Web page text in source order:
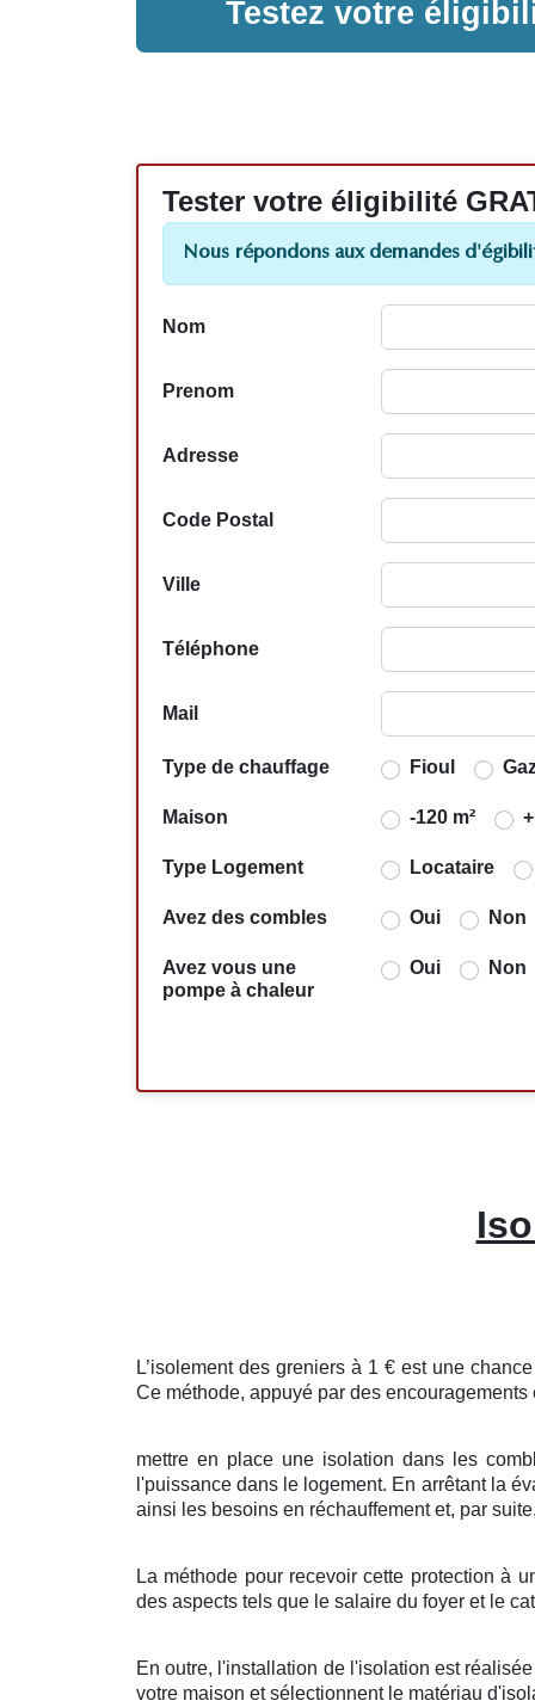
Testez votre
Tester votre éligibilité
Nous répondons aux demandes
Nom
Prenom
Adresse
Code Postal
Ville
Téléphone
Mail
Type de chauffage Fioul
Maison -120 m²
Type Logement Locataire
Avez des combles Oui Non
Avez vous une
pompe à chaleur
Oui Non
L’isolementdes greniersà 1 €est une chance
Ce méthode, appuyé par des encouragements
mettre en place une isolation dans les
l'puissance dans le logement. En arrêtantla
ainsi les besoins en réchauffementet, par suite
La méthode pour recevoir cette protection à
des aspects tels que le salaire du foyer et le
En outre, l'installation de l'isolation est réalisée
votre maison etsélectionnentle matériau d'